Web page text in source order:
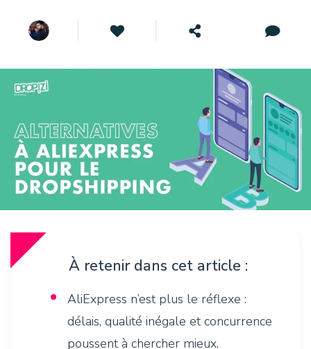
À retenir dans cet article :
AliExpress n’est plus le réflexe :
délais, qualité inégale et concurrence
poussent à chercher mieux.